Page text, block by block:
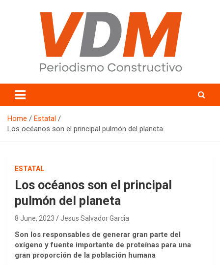
valledelmayo.com
Home
Estatal
Los océanos son el principal pulmón del planeta
ESTATAL
Los océanos son el principal
pulmón del planeta
8 June, 2023 Jesus Salvador Garcia
Son los responsables de generar gran parte del
oxígeno y fuente importante de proteínas para una
gran proporción de la población humana